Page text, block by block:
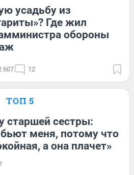
усадьбу из
Где жил
обороны
607 12
ТОП 5
старшей сестры:
меня, потому что
а она плачет»